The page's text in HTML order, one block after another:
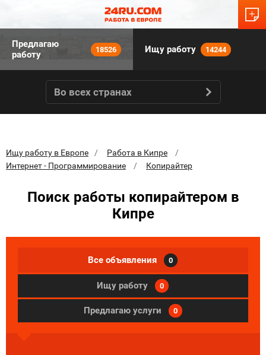
Предлагаю
работу
18526 Ищу работу 14244
Во всех странах
Ищу работу в Европе
Работа в Кипре
Интернет - Программирование
Копирайтер
Поиск работы копирайтером в
Кипре
Все объявления 0
Ищу работу 0
Предлагаю услуги 0